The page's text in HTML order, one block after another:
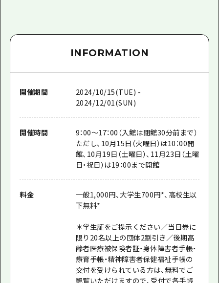
INFORMATION
開催期間
2024/10/15(TUE) -
2024/12/01(SUN)
開催時間
9：00～17：00（入館は閉館30分前まで）
ただし、10月15日（火曜日）は10：00開
館、10月19日（土曜日）、11月23日（土曜
日・祝日）は19：00まで開館
料金
一般1,000円、大学生700円*、高校生以
下無料*
＊学生証をご提示ください／当日券に
限り20名以上の団体2割引き／後期高
齢者医療被保険者証・身体障害者手帳・
療育手帳・精神障害者保健福祉手帳の
交付を受けられている方は、無料でご
観覧いただけますので、受付で各手帳